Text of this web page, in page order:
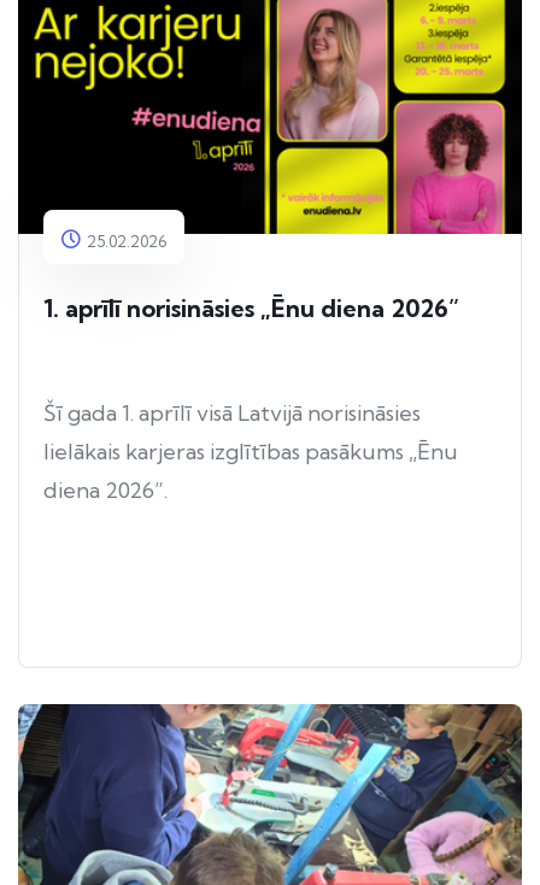
25.02.2026
1. aprīlī norisināsies „Ēnu diena 2026”
Šī gada 1. aprīlī visā Latvijā norisināsies
lielākais karjeras izglītības pasākums „Ēnu
diena 2026”.